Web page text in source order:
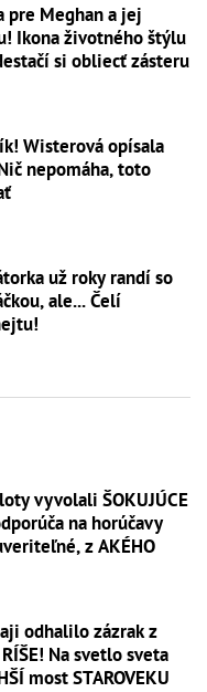
pre Meghan a jej
Ikona životného štýlu
si obliecť zásteru
Wisterová opísala
nepomáha, toto
už roky randí so
ale... Čelí
vyvolali ŠOKUJÚCE
na horúčavy
z AKÉHO
odhalilo zázrak z
Na svetlo sveta
most STAROVEKU